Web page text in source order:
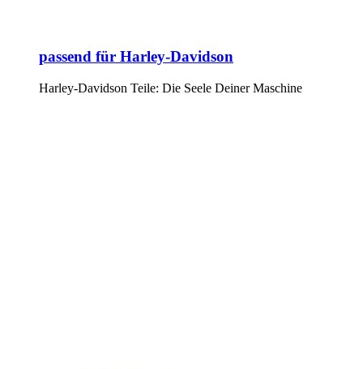
passend für Harley-Davidson
Harley-Davidson Teile: Die Seele Deiner Maschine